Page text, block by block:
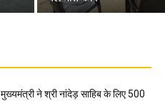
मुख्यमंत्री ने श्री नांदेड़ साहिब के लिए 500